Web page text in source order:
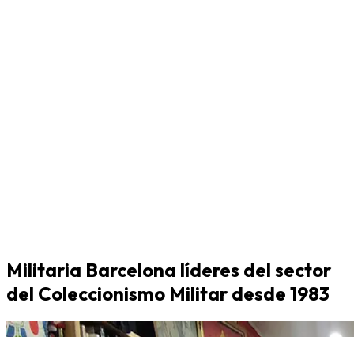
Militaria Barcelona líderes del sector
del Coleccionismo Militar desde 1983